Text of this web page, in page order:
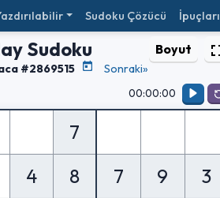
Sudoku Çözücü İpuçları
Sudoku Boyut
#2869515 Sonraki»
00:00:00
7
4
8 7 9
3